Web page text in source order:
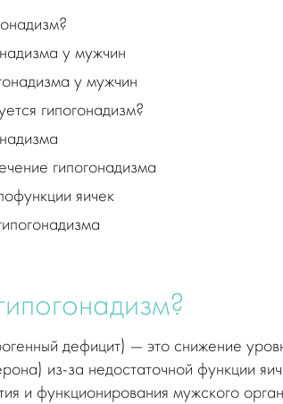
у мужчин
у мужчин
гипогонадизм?
гипогонадизма
яичек
дефицит) — это снижение
из-за недостаточной функции
и функционирования мужского